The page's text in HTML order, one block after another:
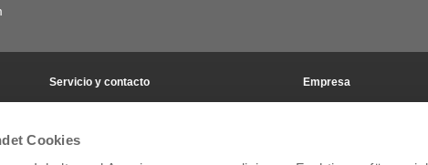
Cookies
Servicio y contacto
Personas de contacto a escala mundial
Formulario de contacto
Empresa
THE KNOW-HOW